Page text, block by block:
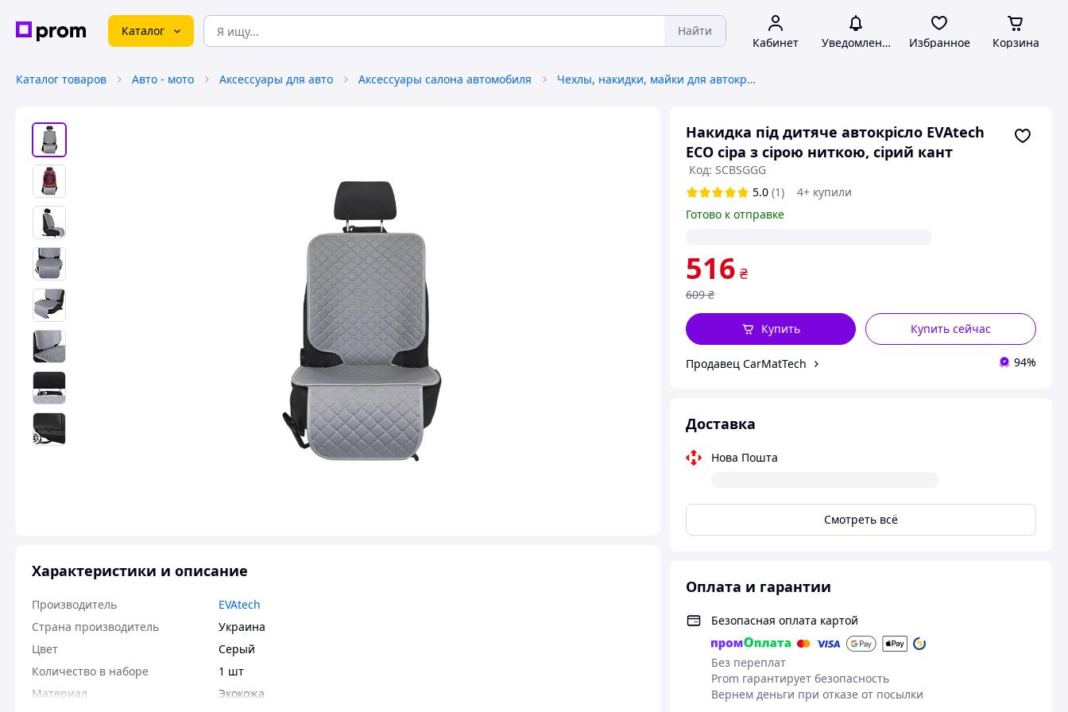
Каталог Найти
Кабинет Уведомления Избранное Корзина
Каталог товаров Авто - мото Аксессуары для авто Аксессуары салона автомобиля Чехлы, накидки, майки для автокресел
Накидка під дитяче автокрісло EVAtech
ECO сіра з сірою ниткою, сірий кант
Код: SCBSGGG
5.0 (1)
4+ купили
Готово к отправке
516 ₴
609 ₴
Купить сейчас
Купить
Продавец CarMatTech 94%
Доставка
Нова Пошта
Смотреть всё
Оплата и гарантии
Безопасная оплата картой
Без переплат
Prom гарантирует безопасность
Вернем деньги при отказе от посылки
Характеристики и описание
Производитель
EVAtech
Страна производитель
Украина
Цвет
Серый
Количество в наборе
1 шт
Материал
Экокожа